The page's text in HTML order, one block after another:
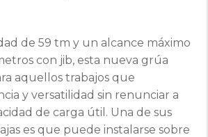
de 59 tm y un alcance máximo
con jib, esta nueva grúa
aquellos trabajos que
y versatilidad sin renunciar a
de carga útil. Una de sus
es que puede instalarse sobre